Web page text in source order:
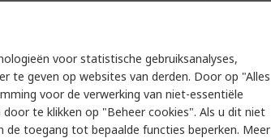
microSD
64GB
MicroSD
voor statistische gebruiksanalyses,
te geven op websites van derden. Door op "Alles
voor de verwerking van niet-essentiële
te klikken op "Beheer cookies". Als u dit niet
de toegang tot bepaalde functies beperken. Meer